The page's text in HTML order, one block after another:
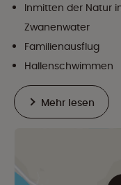
Inmitten der Natur
Zwanenwater
Familienausflug
Hallenschwimmen
Mehr lesen